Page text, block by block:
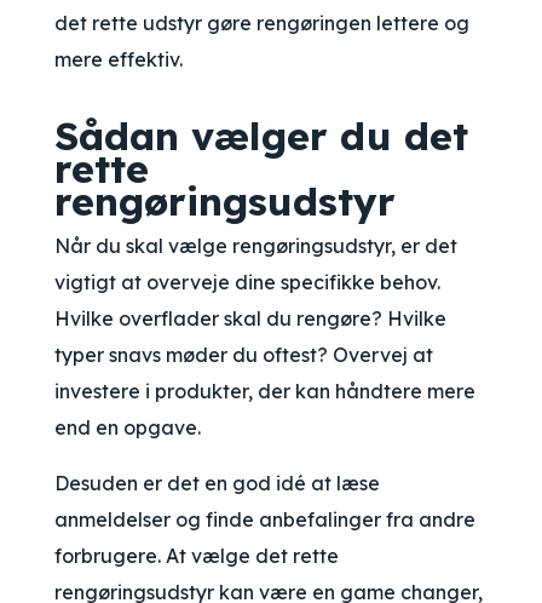
det rette udstyr gøre rengøringen lettere og
mere effektiv.
Sådan vælger du det
rette
rengøringsudstyr
Når du skal vælge rengøringsudstyr, er det
vigtigt at overveje dine specifikke behov.
Hvilke overflader skal du rengøre? Hvilke
typer snavs møder du oftest? Overvej at
investere i produkter, der kan håndtere mere
end en opgave.
Desuden er det en god idé at læse
anmeldelser og finde anbefalinger fra andre
forbrugere. At vælge det rette
rengøringsudstyr kan være en game changer,